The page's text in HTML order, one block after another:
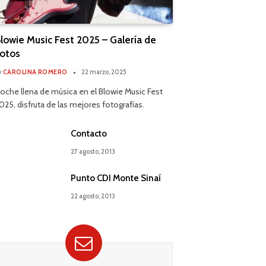
Music Fest 2025 – Galería de
CAROLINA ROMERO 22 marzo, 2025
llena de música en el Blowie Music Fest
disfruta de las mejores fotografías.
Contacto
27 agosto, 2013
Punto CDI Monte Sinaí
22 agosto, 2013